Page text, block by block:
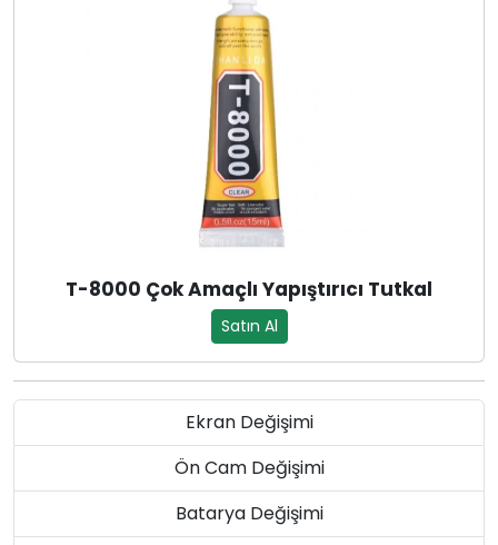
T-8000 Çok Amaçlı Yapıştırıcı Tutkal
Satın Al
Ekran Değişimi
Ön Cam Değişimi
Batarya Değişimi